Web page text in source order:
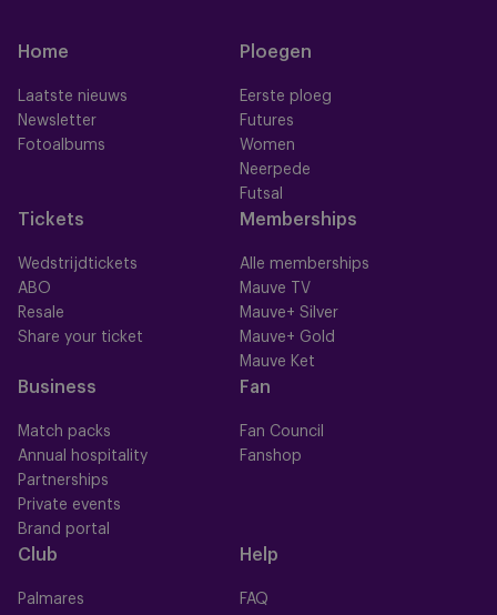
Home
Laatste nieuws
Newsletter
Fotoalbums
Ploegen
Eerste ploeg
Futures
Women
Neerpede
Futsal
Tickets
Wedstrijdtickets
ABO
Resale
Share your ticket
Memberships
Alle memberships
Mauve TV
Mauve+ Silver
Mauve+ Gold
Mauve Ket
Business
Match packs
Annual hospitality
Partnerships
Private events
Brand portal
Fan
Fan Council
Fanshop
Club
Palmares
Help
FAQ